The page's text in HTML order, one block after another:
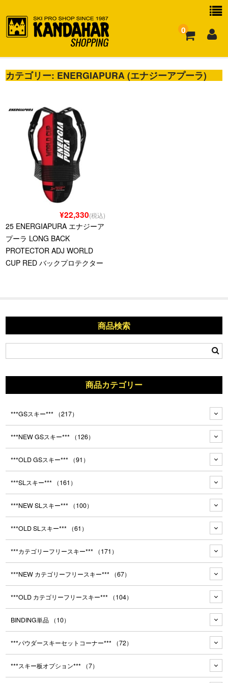
0
お買い物ガイド
カテゴリー: ENERGIAPURA (エナジーアプーラ)
¥22,330(税込)
25 ENERGIAPURA エナジーア
プーラ LONG BACK
PROTECTOR ADJ WORLD
CUP RED バックプロテクター
商品検索
商品カテゴリー
***GSスキー*** （217）
***NEW GSスキー*** （126）
***OLD GSスキー*** （91）
***SLスキー*** （161）
***NEW SLスキー*** （100）
***OLD SLスキー*** （61）
***カテゴリーフリースキー*** （171）
***NEW カテゴリーフリースキー*** （67）
***OLD カテゴリーフリースキー*** （104）
BINDING単品 （10）
***パウダースキーセットコーナー*** （72）
***スキー板オプション*** （7）